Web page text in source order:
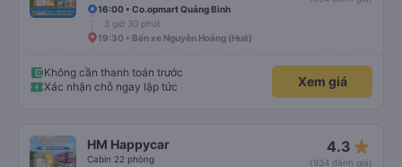
16:00 • Co.opmart Quảng Bình
3 giờ 30 phút
19:30 • Bến xe Nguyễn Hoàng (Huế)
Không cần thanh toán trước
Xác nhận chỗ ngay lập tức
Xem giá
HM Happycar
Cabin 22 phòng
4.3 star_rate
(934 đánh giá)